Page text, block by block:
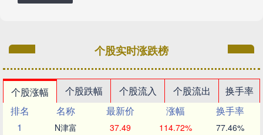
个股实时涨跌榜
个股涨幅 个股跌幅 个股流入 个股流出
换手率
排名
名称 最新价 涨幅
换手率
1
N津富 37.49 114.72% 77.46%